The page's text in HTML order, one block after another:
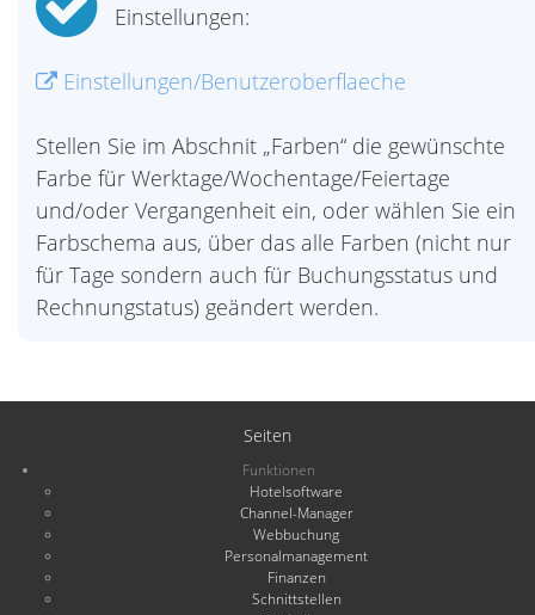
Einstellungen:
Einstellungen/Benutzeroberflaeche
Stellen Sie im Abschnit „Farben“ die gewünschte
Farbe für Werktage/Wochentage/Feiertage
und/oder Vergangenheit ein, oder wählen Sie ein
Farbschema aus, über das alle Farben (nicht nur
für Tage sondern auch für Buchungsstatus und
Rechnungstatus) geändert werden.
Seiten
Funktionen
Hotelsoftware
Channel-Manager
Webbuchung
Personalmanagement
Finanzen
Schnittstellen